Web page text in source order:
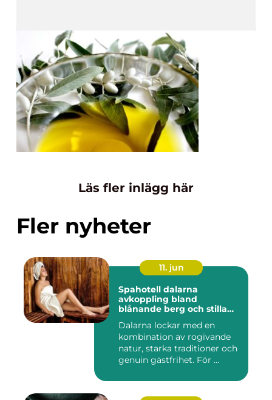
Läs fler inlägg här
Fler nyheter
11. jun
Spahotell dalarna
avkoppling bland
blånande berg och stilla
Dalarna lockar med en
kombination av rogivande
natur, starka traditioner och
genuin gästfrihet. För ...